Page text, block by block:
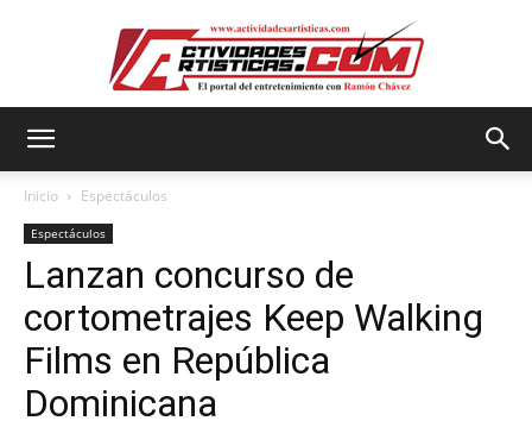
Inicio Espectáculos
Espectáculos
Lanzan concurso de
cortometrajes Keep Walking
Films en República
Dominicana